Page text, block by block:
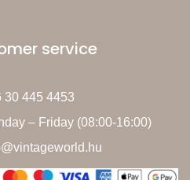
service
30 445 4453
– Friday (08:00-16:00)